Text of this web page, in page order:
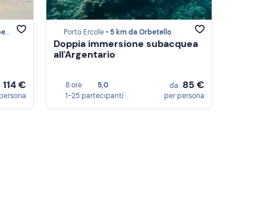
114 €
Porto Ercole • 5 km da Orbetello
Doppia immersione subacquea
all'Argentario
8 ore
5,0
1-25 partecipanti
da 85 €
per persona